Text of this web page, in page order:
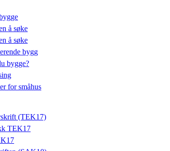
å søke
å søke
bygg
bygge?
for småhus
(TEK17)
TEK17